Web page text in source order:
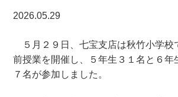
2026.05.29
５月２９日、七宝支店は秋竹小学校
前授業を開催し、５年生３１名と６年
７名が参加しました。